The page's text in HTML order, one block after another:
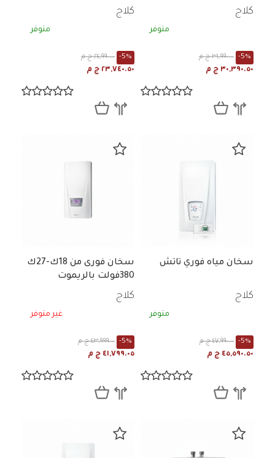
كلاج
متوفر
٣١,٩٩٠.٠٠ ج م -5%
٣٠,٣٩٠.٥٠ ج م
كلاج
متوفر
٢٤,٩٩٠.٠٠ ج م -5%
٢٣,٧٤٠.٥٠ ج م
سخان مياه فوري تاتش
كلاج
متوفر
٤٧,٩٩٠.٠٠ ج م -5%
٤٥,٥٩٠.٥٠ ج م
سخان فورى من 18ك-27ك
380فولت بالريموت
كلاج
غير متوفر
٤٣,٩٩٩.٠٠ ج م -5%
٤١,٧٩٩.٠٥ ج م